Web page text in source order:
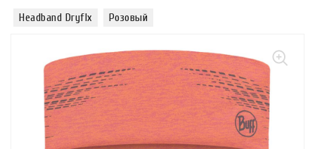
Headband Dryflx Розовый